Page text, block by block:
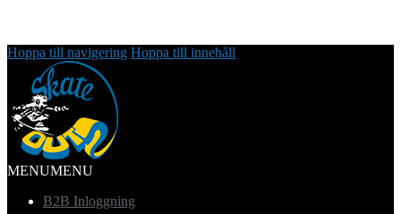
Hoppa till navigering Hoppa till innehåll
MENUMENU
B2B Inloggning